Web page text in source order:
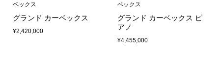
ベックス
グランド カーベックス
¥2,420,000
ベックス
グランド カーベックス ピ
アノ
¥4,455,000